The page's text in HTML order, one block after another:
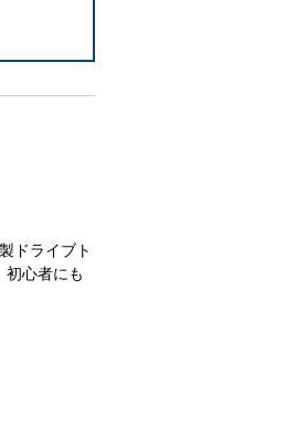
ドライブト
心者にも